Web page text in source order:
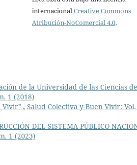
internacionalCreative Commons
Atribución-NoComercial 4.0.
de la Universidad de las Ciencias
1 (2018)
Vivir” , Salud Colectiva y Buen Vivir:
DEL SISTEMA PÚBLICO
1 (2023)